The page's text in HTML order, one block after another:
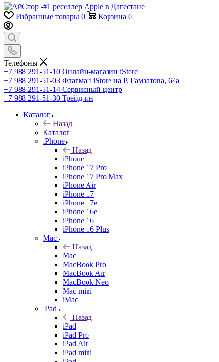
Избранные товары 0 Корзина 0
Телефоны
+7 988 291-51-10 Онлайн-магазин iStore
+7 988 291-51-03 Флагман iStore на Р. Гамзатова, 64а
+7 988 291-51-14 Сервисный центр
+7 988 291-51-30 Трейд-ин
Каталог
Назад
Каталог
iPhone
Назад
iPhone
iPhone 17 Pro
iPhone 17 Pro Max
iPhone Air
iPhone 17
iPhone 17e
iPhone 16e
iPhone 16
iPhone 16 Plus
Mac
Назад
Mac
MacBook Pro
MacBook Air
MacBook Neo
Mac mini
iMac
iPad
Назад
iPad
iPad Pro
iPad Air
iPad mini